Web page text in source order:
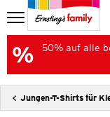
50% auf alle
Jungen-T-Shirts für